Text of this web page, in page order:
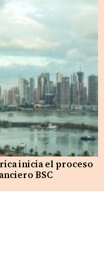
inicia el proceso
BSC